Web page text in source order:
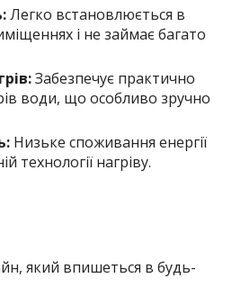
Легко встановлюється в
і не займає багато
Забезпечує практично
води, що особливо зручно
Низьке споживання енергії
технології нагріву.
який впишеться в будь-